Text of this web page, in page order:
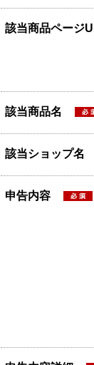
該当商品ページ
該当商品名
該当ショップ名
申告内容